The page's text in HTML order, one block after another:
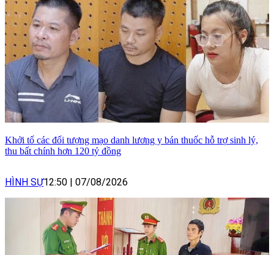
Khởi tố các đối tượng mạo danh lương y bán thuốc hỗ trợ sinh lý,
thu bất chính hơn 120 tỷ đồng
HÌNH SỰ12:50 | 07/08/2026